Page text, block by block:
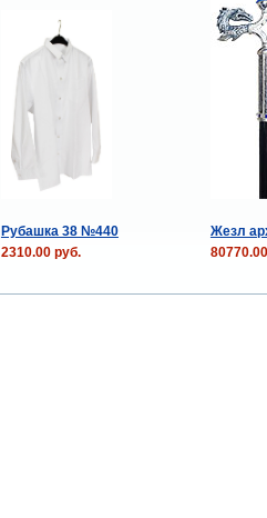
Рубашка 38 №440
Жезл
2310.00 руб.